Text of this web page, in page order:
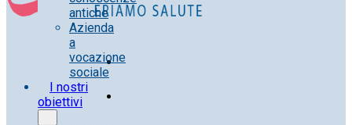
antiche
Azienda
a
vocazione
sociale
I nostri
obiettivi